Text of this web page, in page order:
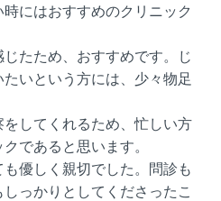
にはおすすめのクリニック
じたため、おすすめです。じ
いという方には、少々物足
してくれるため、忙しい方
であると思います。
優しく親切でした。問診も
っかりとしてくださったこ